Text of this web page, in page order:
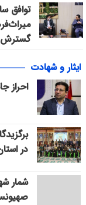
توافق
ایثار و شهادت
احراز
در
شمار
صهیونسیتی